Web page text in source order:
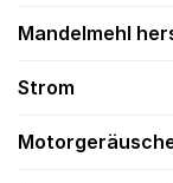
Mandelmehl
Strom